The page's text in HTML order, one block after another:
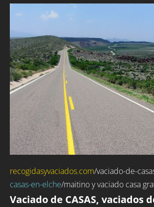
recogidasyvaciados.com/vaciado-de-
casas-en-elche/maitino y vaciado casa
Vaciado de CASAS, vaciados